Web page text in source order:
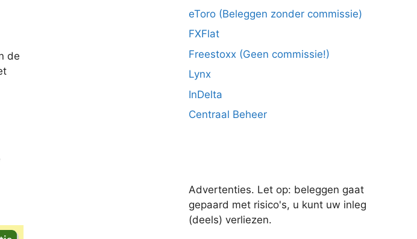
de
eToro (Beleggen zonder commissie)
FXFlat
Freestoxx (Geen commissie!)
Lynx
InDelta
Centraal Beheer
Advertenties. Let op: beleggen gaat
gepaard met risico's, u kunt uw inleg
(deels) verliezen.